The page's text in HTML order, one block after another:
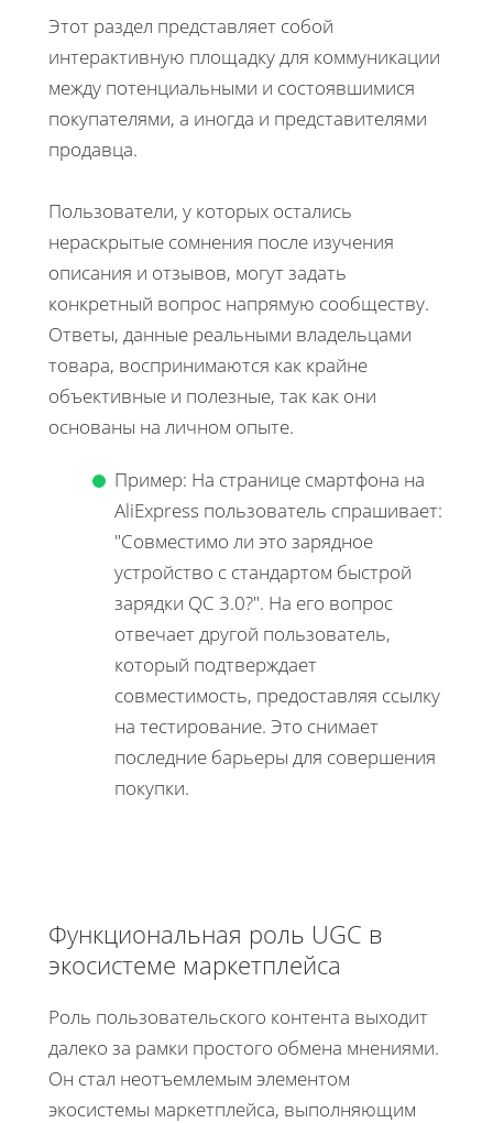
Этот раздел представляет собой
интерактивную площадку для коммуникации
между потенциальными и состоявшимися
покупателями, а иногда и представителями
продавца.
Пользователи, у которых остались
нераскрытые сомнения после изучения
описания и отзывов, могут задать
конкретный вопрос напрямую сообществу.
Ответы, данные реальными владельцами
товара, воспринимаются как крайне
объективные и полезные, так как они
основаны на личном опыте.
Пример: На странице смартфона на
AliExpress пользователь спрашивает:
"Совместимо ли это зарядное
устройство с стандартом быстрой
зарядки QC 3.0?". На его вопрос
отвечает другой пользователь,
который подтверждает
совместимость, предоставляя ссылку
на тестирование. Это снимает
последние барьеры для совершения
покупки.
Функциональная роль UGC в
экосистеме маркетплейса
Роль пользовательского контента выходит
далеко за рамки простого обмена мнениями.
Он стал неотъемлемым элементом
экосистемы маркетплейса, выполняющим